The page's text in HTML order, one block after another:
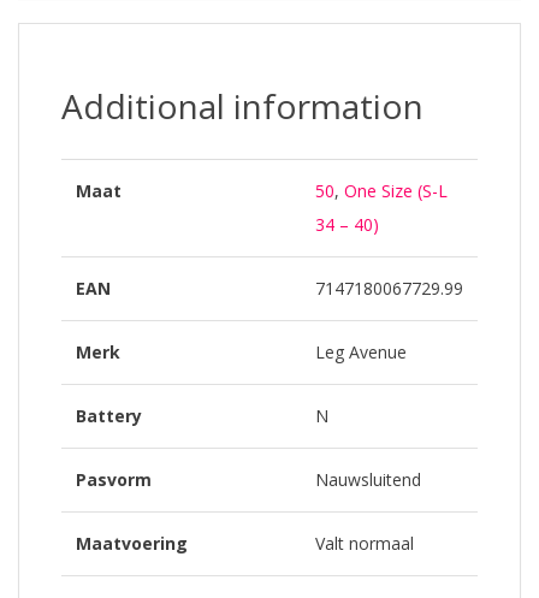
Additional information
Maat 50, One Size (S-L
34 – 40)
EAN 7147180067729.99
Merk Leg Avenue
Battery N
Pasvorm Nauwsluitend
Maatvoering Valt normaal